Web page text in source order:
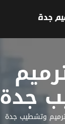
جدة
وتشطيب جدة